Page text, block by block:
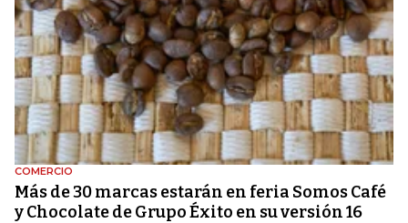
COMERCIO
Más de 30 marcas estarán en feria Somos Café
y Chocolate de Grupo Éxito en su versión 16